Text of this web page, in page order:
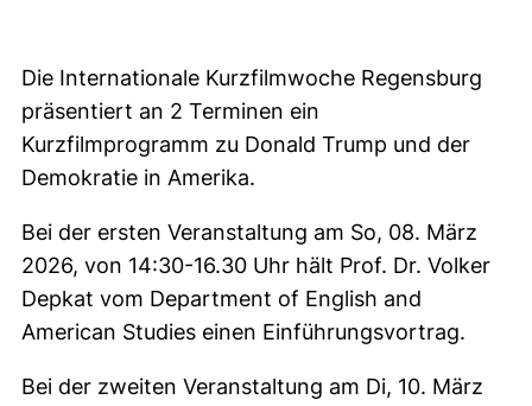
Die Internationale Kurzfilmwoche Regensburg
präsentiert an 2 Terminen ein
Kurzfilmprogramm zu Donald Trump und der
Demokratie in Amerika.
Bei der ersten Veranstaltung am So, 08. März
2026, von 14:30-16.30 Uhr hält Prof. Dr. Volker
Depkat vom Department of English and
American Studies einen Einführungsvortrag.
Bei der zweiten Veranstaltung am Di, 10. März